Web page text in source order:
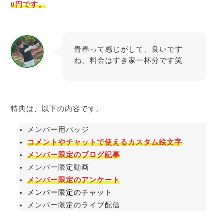
0円です。
青春って感じがして、良いです
ね、料金はすき家一杯分です笑
特典は、以下の内容です。
メンバー用バッジ
コメントやチャットで使えるカスタム絵文字
メンバー限定のブログ記事
メンバー限定動画
メンバー限定のアンケート
メンバー限定のチャット
メンバー限定のライブ配信